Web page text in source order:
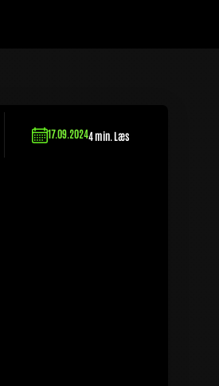
17.09.20244 min. Læs